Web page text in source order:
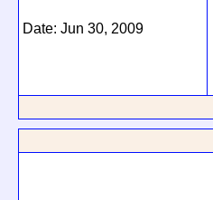
Date: Jun 30, 2009